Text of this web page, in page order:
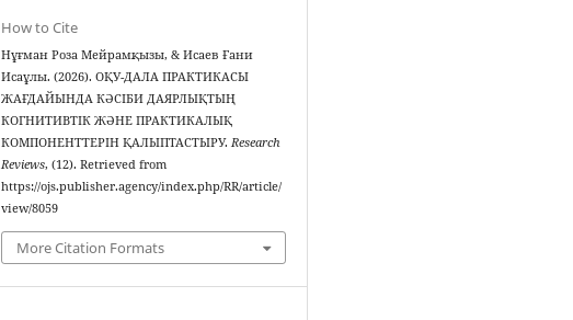
How to Cite
Нұғман Роза Мейрамқызы, & Исаев Ғани
Исаұлы. (2026). ОҚУ-ДАЛА ПРАКТИКАСЫ
ЖАҒДАЙЫНДА КӘСІБИ ДАЯРЛЫҚТЫҢ
КОГНИТИВТІК ЖӘНЕ ПРАКТИКАЛЫҚ
КОМПОНЕНТТЕРІН ҚАЛЫПТАСТЫРУ.Research
Reviews, (12). Retrieved from
https://ojs.publisher.agency/index.php/RR/article/
view/8059
More Citation Formats